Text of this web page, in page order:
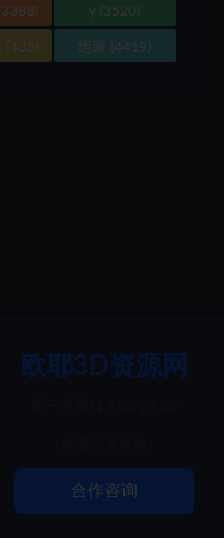
(3388) y (3520)
(435) 组装 (4419)
欧耶3D资源网
合作咨询